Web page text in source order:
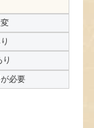
必要